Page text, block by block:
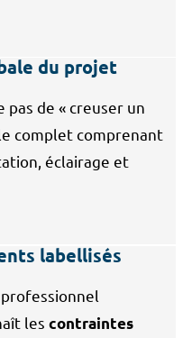
du projet
de « creuser un
complet comprenant
éclairage et
labellisés
les contraintes